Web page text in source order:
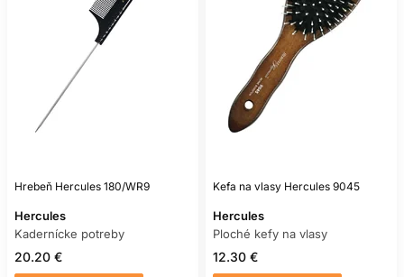
Hrebeň Hercules 180/WR9
Hercules
Kadernícke potreby
20.20 €
Kefa na vlasy Hercules 9045
Hercules
Ploché kefy na vlasy
12.30 €